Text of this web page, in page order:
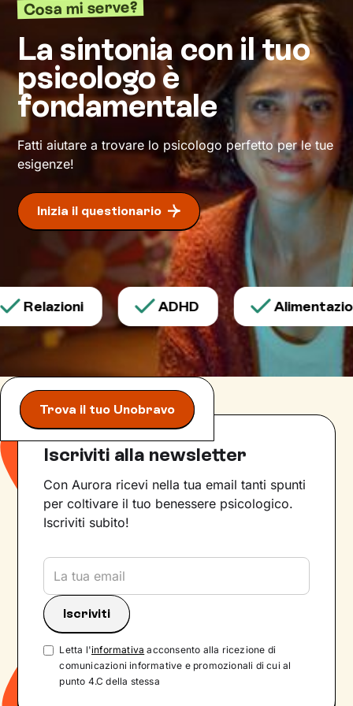
rileggere la tua realtà attribuendole significati
inediti che ti permetteranno di affrontare la vita
con attitudine ed energia rinnovate .
Cosa mi serve?
La sintonia con il tuo
psicologo è
fondamentale
Fatti aiutare a trovare lo psicologo perfetto per le tue
esigenze!
Inizia il questionario
Relazioni ADHD
Trova il tuo Unobravo
Iscriviti alla newsletter
Con Aurora ricevi nella tua email tanti spunti
per coltivare il tuo benessere psicologico.
Iscriviti subito!
Letta l'informativa acconsento alla ricezione di
comunicazioni informative e promozionali di cui al
punto 4.C della stessa